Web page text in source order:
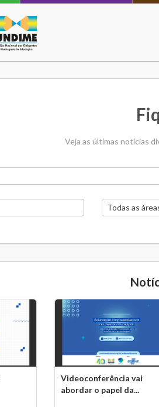
Veja as últimas notícias
Todas as
Videoconferência vai
abordar o papel da...